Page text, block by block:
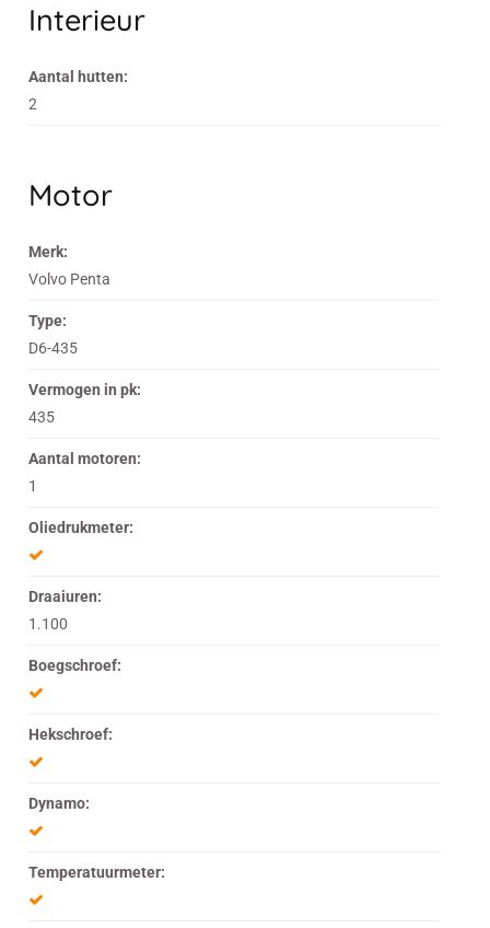
Interieur
Aantal hutten:
2
Motor
Merk:
Volvo Penta
Type:
D6-435
Vermogen in pk:
435
Aantal motoren:
1
Oliedrukmeter:
Draaiuren:
1.100
Boegschroef:
Hekschroef:
Dynamo:
Temperatuurmeter: